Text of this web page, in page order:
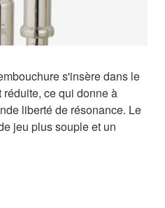
s'insère dans le
ce qui donne à
liberté de résonance. Le
jeu plus souple et un